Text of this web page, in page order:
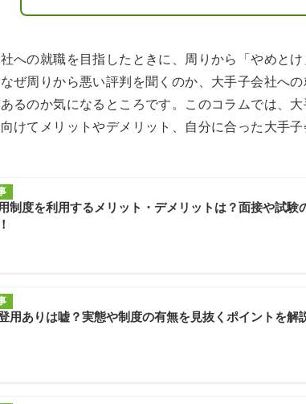
への就職を目指したときに、周りから「やめと
ぜ周りから悪い評判を聞くのか、大手子会社へ
るのか気になるところです。このコラムでは、
けてメリットやデメリット、自分に合った大手
制度を利用するメリット・デメリットは？面接や試験
用ありは嘘？実態や制度の有無を見抜くポイントを解